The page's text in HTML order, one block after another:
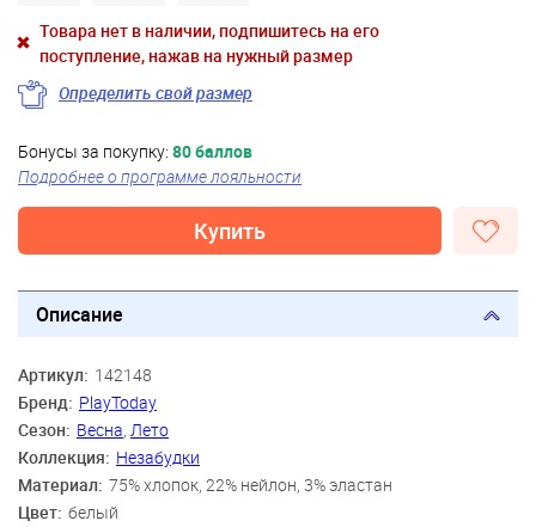
Товара нет в наличии, подпишитесь на его
поступление, нажав на нужный размер
Определить свой размер
Бонусы за покупку: 80 баллов
Подробнее о программе лояльности
Купить
Описание
Артикул: 142148
Бренд: PlayToday
Сезон: Весна, Лето
Коллекция: Незабудки
Материал: 75% хлопок, 22% нейлон, 3% эластан
Цвет: белый